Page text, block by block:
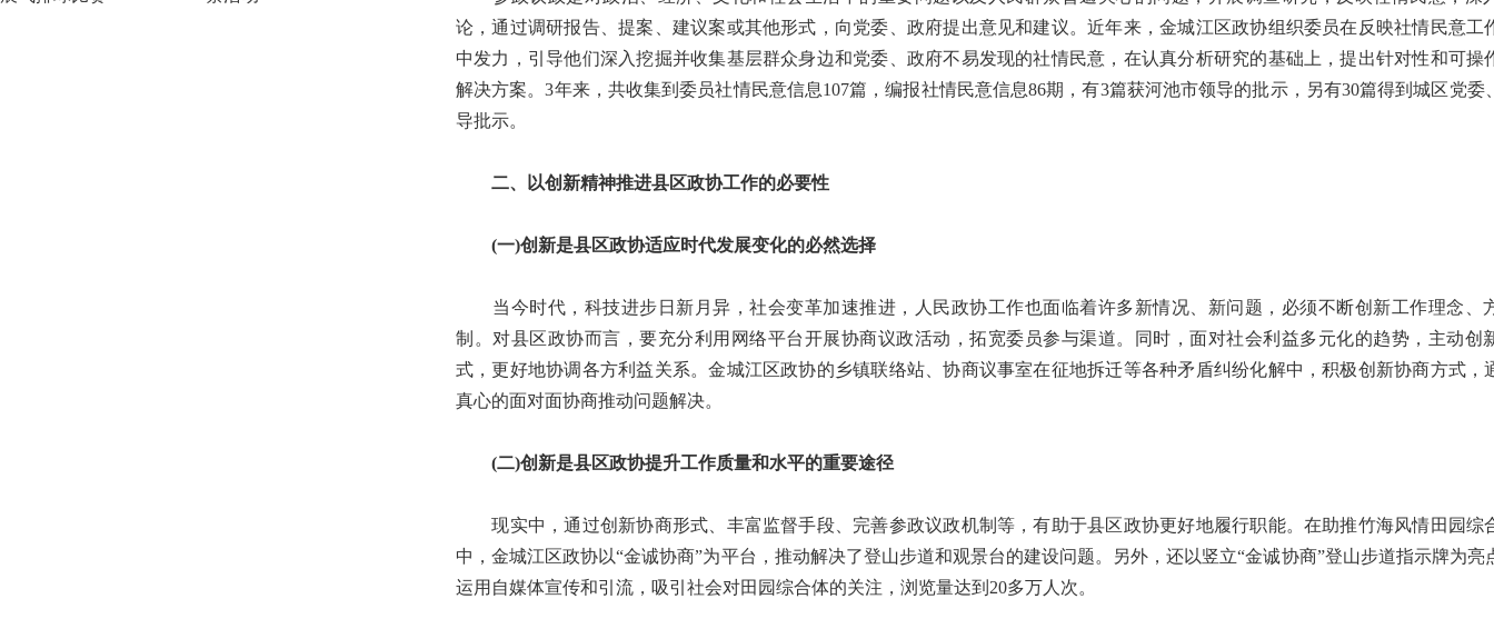
论，通过调研报告、提案、建议案或其他形式，向党委、政府提出意见和建议。近年来，金城江区政协组织委员在反映社情民意工
中发力，引导他们深入挖掘并收集基层群众身边和党委、政府不易发现的社情民意，在认真分析研究的基础上，提出针对性和可操
解决方案。3年来，共收集到委员社情民意信息107篇，编报社情民意信息86期，有3篇获河池市领导的批示，另有30篇得到城区党委
导批示。
二、以创新精神推进县区政协工作的必要性
(一)创新是县区政协适应时代发展变化的必然选择
当今时代，科技进步日新月异，社会变革加速推进，人民政协工作也面临着许多新情况、新问题，必须不断创新工作理念、
制。对县区政协而言，要充分利用网络平台开展协商议政活动，拓宽委员参与渠道。同时，面对社会利益多元化的趋势，主动创
式，更好地协调各方利益关系。金城江区政协的乡镇联络站、协商议事室在征地拆迁等各种矛盾纠纷化解中，积极创新协商方式，
真心的面对面协商推动问题解决。
(二)创新是县区政协提升工作质量和水平的重要途径
现实中，通过创新协商形式、丰富监督手段、完善参政议政机制等，有助于县区政协更好地履行职能。在助推竹海风情田园综
中，金城江区政协以“金诚协商”为平台，推动解决了登山步道和观景台的建设问题。另外，还以竖立“金诚协商”登山步道指示牌为亮
运用自媒体宣传和引流，吸引社会对田园综合体的关注，浏览量达到20多万人次。